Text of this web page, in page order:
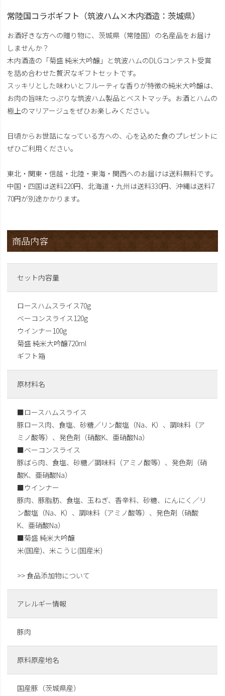
常陸国コラボギフト（筑波ハム×木内酒造：茨城県）
お酒好きな方への贈り物に、茨城県（常陸国）の名産品をお届け
しませんか？
木内酒造の「菊盛 純米大吟醸」と筑波ハムのDLGコンテスト受賞
を詰め合わせた贅沢なギフトセットです。
スッキリとした味わいとフルーティな香りが特徴の純米大吟醸は、
お肉の旨味たっぷりな筑波ハム製品とベストマッチ。お酒とハムの
極上のマリアージュをぜひお楽しみください。
日頃からお世話になっている方への、心を込めた食のプレゼントに
ぜひご利用ください。
東北・関東・信越・北陸・東海・関西へのお届けは送料無料です。
中国・四国は送料220円、北海道・九州は送料330円、沖縄は送料7
70円が別途かかります。
商品内容
セット内容量
ロースハムスライス70g
ベーコンスライス120g
ウインナー100g
菊盛 純米大吟醸720ml
ギフト箱
原材料名
■ロースハムスライス
豚ロース肉、食塩、砂糖／リン酸塩（Na、K）、調味料（ア
ミノ酸等）、発色剤（硝酸K、亜硝酸Na）
■ベーコンスライス
豚ばら肉、食塩、砂糖／調味料（アミノ酸等）、発色剤（硝
酸K、亜硝酸Na）
■ウインナー
豚肉、豚脂肪、食塩、玉ねぎ、香辛料、砂糖、にんにく／リ
ン酸塩（Na、K）、調味料（アミノ酸等）、発色剤（硝酸
K、亜硝酸Na）
■菊盛 純米大吟醸
米(国産)、米こうじ(国産米)
>> 食品添加物について
アレルギー情報
豚肉
原料原産地名
国産豚（茨城県産）